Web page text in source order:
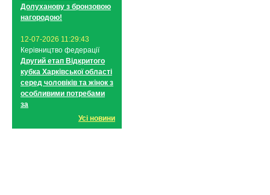
Долуханову з бронзовою
нагородою!
12-07-2026 11:29:43
Керівництво федерації
Другий етап Відкритого
кубка Харківської області
серед чоловіків та жінок з
особливими потребами
за
Усі новини